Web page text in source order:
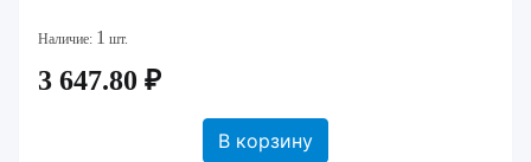
Наличие: 1 шт.
3 647.80 ₽
В корзину